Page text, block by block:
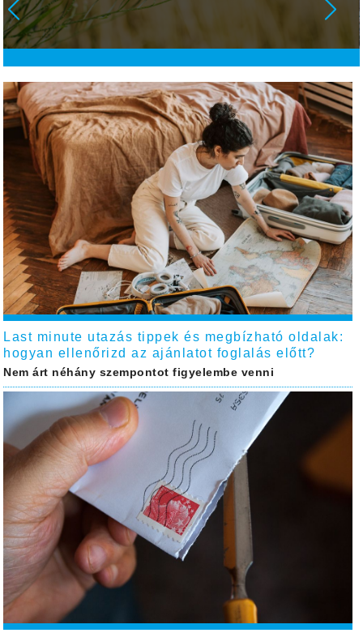
Last minute utazás tippek és megbízható oldalak:
hogyan ellenőrizd az ajánlatot foglalás előtt?
Nem árt néhány szempontot figyelembe venni